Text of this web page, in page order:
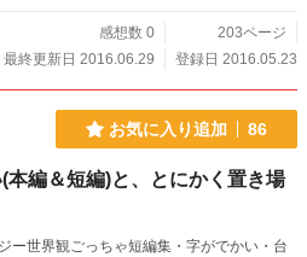
感想数 0
203ページ
最終更新日 2016.06.29
登録日 2016.05.23
お気に入り追加 86
本編＆短編)と、とにかく置き場
ー世界観ごっちゃ短編集・字がでかい・台